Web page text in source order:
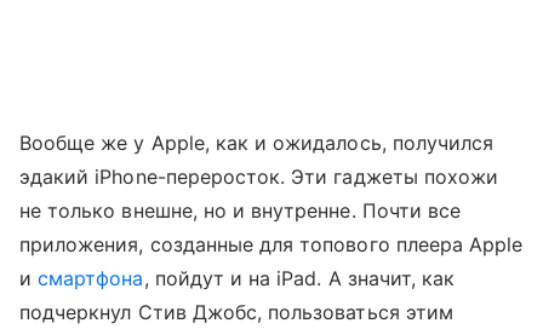
Вообще же у Apple, как и ожидалось, получился
эдакий iPhone-переросток. Эти гаджеты похожи
не только внешне, но и внутренне. Почти все
приложения, созданные для топового плеера Apple
исмартфона, пойдут и на iPad. А значит, как
подчеркнул Стив Джобс, пользоваться этим